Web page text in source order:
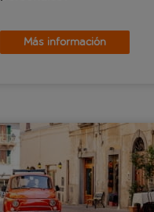
Más información